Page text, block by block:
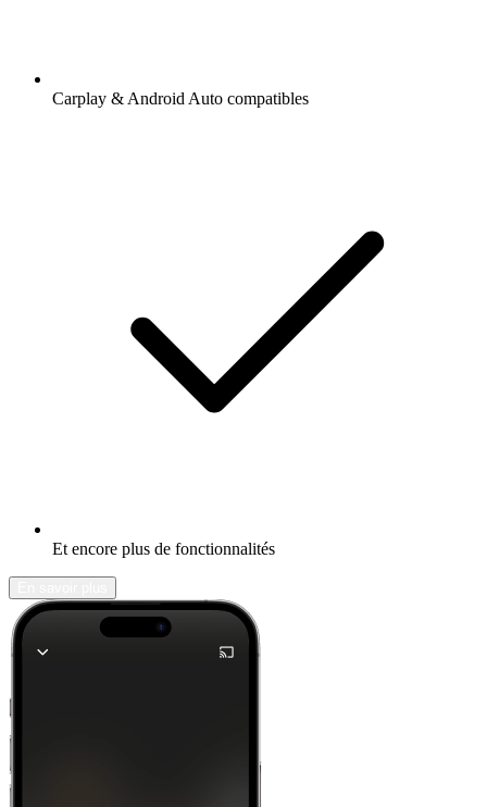
Carplay & Android Auto compatibles
Et encore plus de fonctionnalités